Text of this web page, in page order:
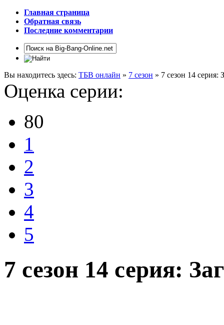
Главная страница
Обратная связь
Последние комментарии
Вы находитесь здесь: ТБВ онлайн » 7 сезон » 7 сезон 14 серия:
Оценка серии:
80
1
2
3
4
5
7 сезон 14 серия: